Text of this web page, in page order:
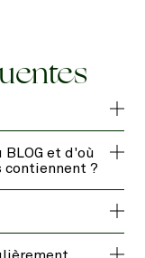
et d'où
?